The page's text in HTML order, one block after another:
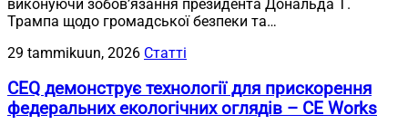
виконуючи зобов’язання президента Дональда Т.
Трампа щодо громадської безпеки та…
29 tammikuun, 2026 Статті
CEQ демонструє технології для прискорення
федеральних екологічних оглядів – CE Works